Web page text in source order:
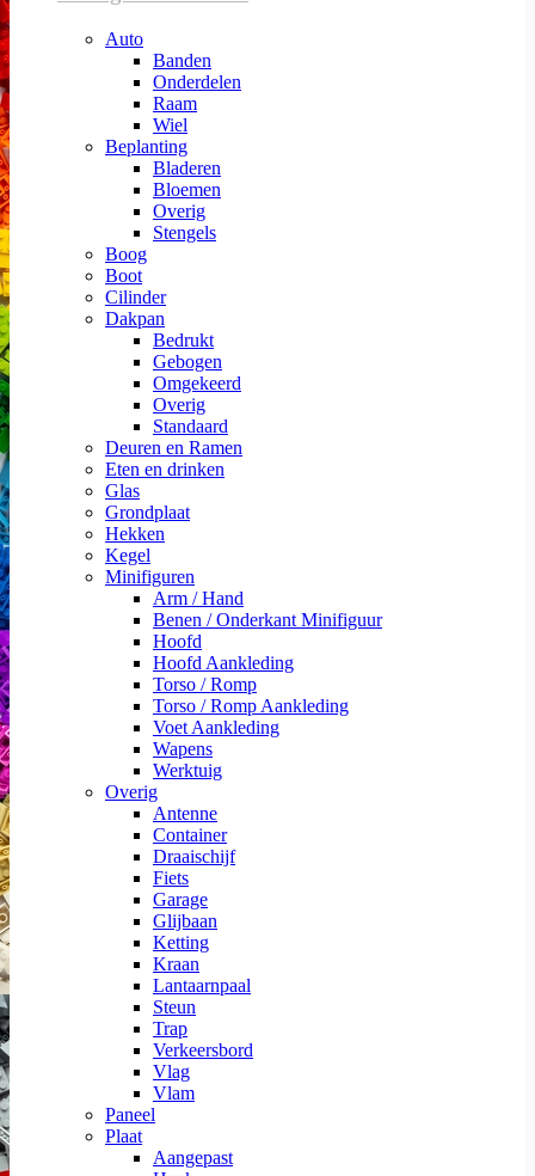
Auto
Banden
Onderdelen
Raam
Wiel
Beplanting
Bladeren
Bloemen
Overig
Stengels
Boog
Boot
Cilinder
Dakpan
Bedrukt
Gebogen
Omgekeerd
Overig
Standaard
Deuren en Ramen
Eten en drinken
Glas
Grondplaat
Hekken
Kegel
Minifiguren
Arm / Hand
Benen / Onderkant Minifiguur
Hoofd
Hoofd Aankleding
Torso / Romp
Torso / Romp Aankleding
Voet Aankleding
Wapens
Werktuig
Overig
Antenne
Container
Draaischijf
Fiets
Garage
Glijbaan
Ketting
Kraan
Lantaarnpaal
Steun
Trap
Verkeersbord
Vlag
Vlam
Paneel
Plaat
Aangepast